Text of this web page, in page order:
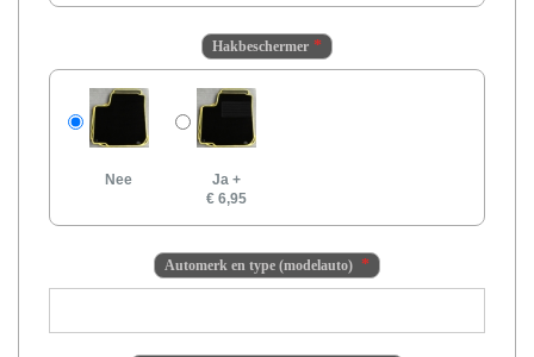
Hakbeschermer
Nee Ja +
€ 6,95
Automerk en type (modelauto)